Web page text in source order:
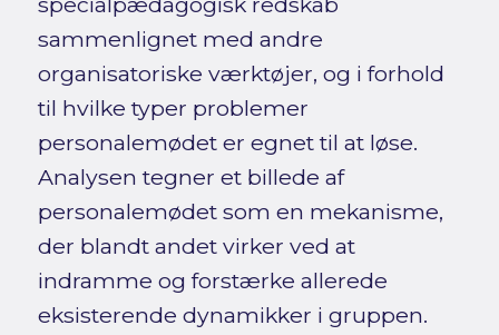
sammenlignet med andre
organisatoriske værktøjer, og i forhold
til hvilke typer problemer
personalemødet er egnet til at løse.
Analysen tegner et billede af
personalemødet som en mekanisme,
der blandt andet virker ved at
indramme og forstærke allerede
eksisterende dynamikker i gruppen.